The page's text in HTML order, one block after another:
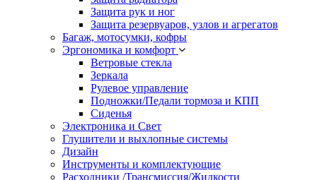
Защита рук и ног
Защита резервуаров, узлов и агрегатов
Багаж, мотосумки, кофры
Эргономика и комфорт
Ветровые стекла
Зеркала
Рулевое управление
Подножки/Педали тормоза и КПП
Сиденья
Электроника и Свет
Глушители и выхлопные системы
Дизайн
Инструменты и комплектующие
Расходники /Трансмиссия/Жидкости